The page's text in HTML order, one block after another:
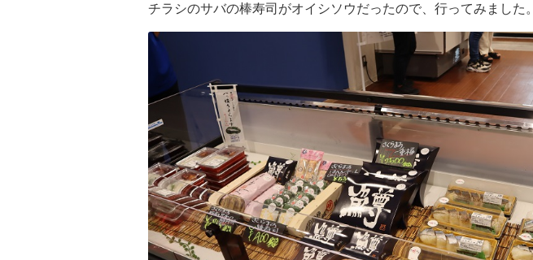
チラシのサバの棒寿司がオイシソウだったので、行ってみました。